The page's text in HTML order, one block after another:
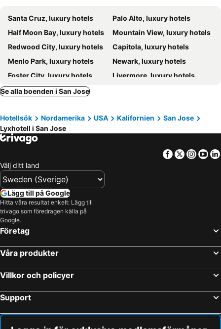
Santa Cruz, luxury hotels
Palo Alto, luxury hotels
Half Moon Bay, luxury hotels
Mountain View, luxury hotels
Redwood City, luxury hotels
Capitola, luxury hotels
Menlo Park, luxury hotels
Newark, luxury hotels
Foster City, luxury hotels
Livermore, luxury hotels
Scotts Valley, luxury hotels
Campbell, luxury hotels
Morgan Hill, luxury hotels
Fremont, luxury hotels
Castro Valley, luxury hotels
Los Gatos, luxury hotels
San Martin, luxury hotels
Se alla boenden i San Jose
Hotellsök Nordamerika USA Kalifornien
San Jose
Lyxhotell i San Jose
Facebook
Twitter
Välj ditt land
Lägg till på Google
Hitta våra resultat enkelt: Lägg till
trivago som föredragen källa på
Google.
Företag
Våra produkter
Villkor och policyer
Support